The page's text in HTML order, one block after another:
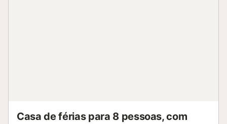
Casa de férias para 8 pessoas, com